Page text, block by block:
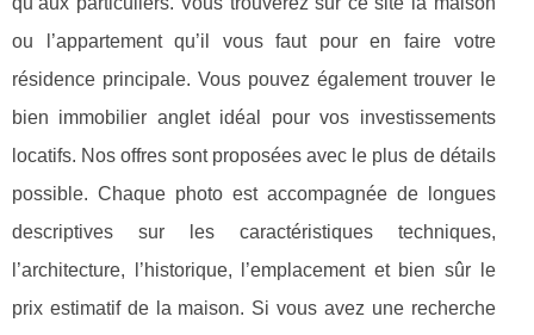
ou l’appartement qu’il vous faut pour en faire votre
résidence principale. Vous pouvez également trouver le
bien immobilier anglet idéal pour vos investissements
locatifs. Nos offres sont proposées avec le plus de détails
possible. Chaque photo est accompagnée de longues
descriptives sur les caractéristiques techniques,
l’architecture, l’historique, l’emplacement et bien sûr le
prix estimatif de la maison. Si vous avez une recherche